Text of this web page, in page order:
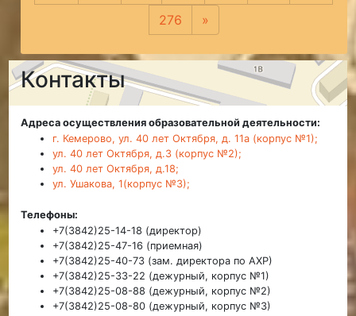
276
»
Контакты
Адреса осуществления образовательной деятельности:
г. Кемерово, ул. 40 лет Октября, д. 11а (корпус №1);
ул. 40 лет Октября, д.3 (корпус №2);
ул. 40 лет Октября, д.18;
ул. Ушакова, 1(корпус №3);
Телефоны:
+7(3842)25-14-18 (директор)
+7(3842)25-47-16 (приемная)
+7(3842)25-40-73 (зам. директора по АХР)
+7(3842)25-33-22 (дежурный, корпус №1)
+7(3842)25-08-88 (дежурный, корпус №2)
+7(3842)25-08-80 (дежурный, корпус №3)